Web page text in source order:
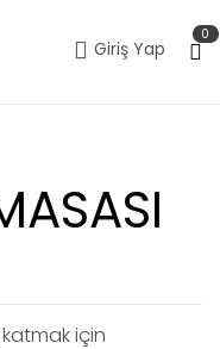
Giriş Yap
0
için